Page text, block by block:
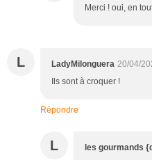
Merci ! oui, en
L LadyMilonguera 20/04/
Ils sont à croquer !
Répondre
L les gourmands